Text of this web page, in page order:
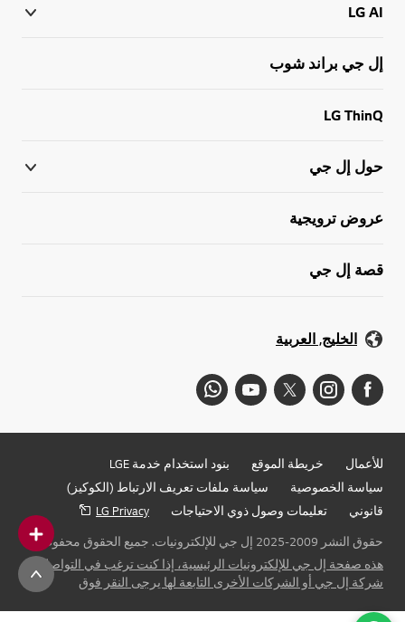
LG AI
إل جي براند شوب
LG ThinQ
حول إل جي
عروض ترويجية
قصة إل جي
الخليج, العربية
للأعمال خريطة الموقع
بنود استخدام خدمة LGE
سياسة الخصوصية
سياسة ملفات تعريف الارتباط (الكوكيز)
قانوني
تعليمات وصول ذوي الاحتياجات
LG Privacy
حقوق النشر 2009-2025 إل جي للإلكترونيات. جميع الحقوق محفوظة
هذه صفحة إل جي للإلكترونيات الرئيسية، إذا كنت ترغب في التواصل مع
شركة إل جي أو الشركات الأخرى التابعة لها يرجى النقر فوق